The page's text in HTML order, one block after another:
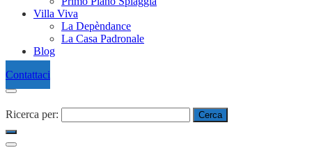
Villa Viva
La Depèndance
La Casa Padronale
Blog
Contattaci
Ricerca per: